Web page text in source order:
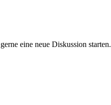
eine neue Diskussion starten.